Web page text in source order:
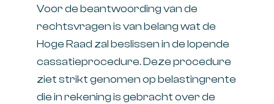
Voor de beantwoording van de
rechtsvragen is van belang wat de
Hoge Raad zal beslissen in de lopende
cassatieprocedure. Deze procedure
ziet strikt genomen op belastingrente
die in rekening is gebracht over de